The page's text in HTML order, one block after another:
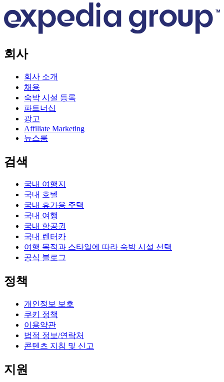
회사
회사 소개
채용
숙박 시설 등록
파트너십
광고
Affiliate Marketing
뉴스룸
검색
국내 여행지
국내 호텔
국내 휴가용 주택
국내 여행
국내 항공권
국내 렌터카
여행 목적과 스타일에 따라 숙박 시설 선택
공식 블로그
정책
개인정보 보호
쿠키 정책
이용약관
법적 정보/연락처
콘텐츠 지침 및 신고
지원